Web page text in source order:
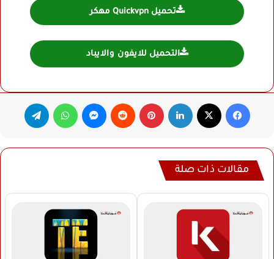
تحميل Quickvpn مهكر
التحميل للايفون والايباد
فيسبوك لينكدإن بينتيريست ماسنجر واتساب
مقالات ذات صلة